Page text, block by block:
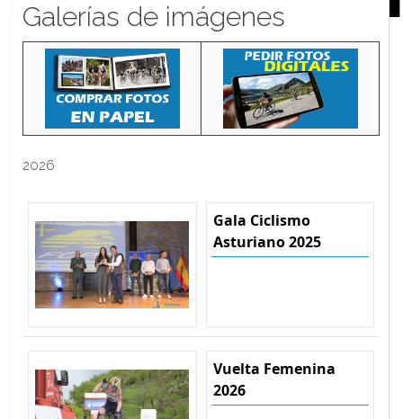
Galerías de imágenes
2026
Gala Ciclismo
Asturiano 2025
Vuelta Femenina
2026